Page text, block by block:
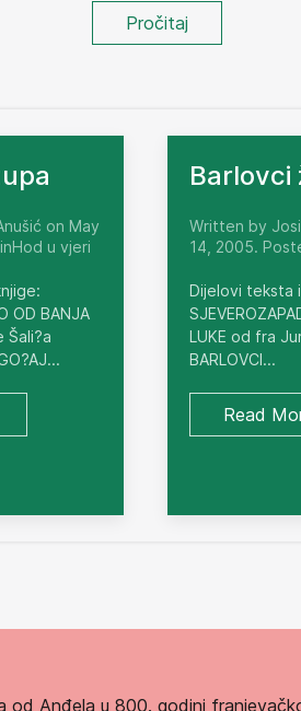
Pročitaj
on May
u vjeri
OD BANJA
Šali?a
Barlovci
Written by
14, 2005.
Dijelovi teksta
LUKE od fra
BARLOVCI...
Read
od Anđela u 800. godini